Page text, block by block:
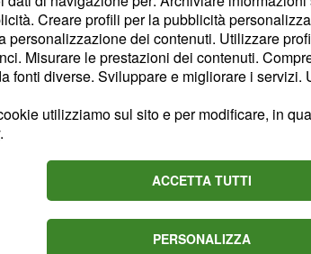
la fashion blogger più
il suo 'baby
in anticipo rispetto
di intervoiste
in programma per
pare il bambino
Creare profili per la pubblicità
personalizzazione dei contenuti. Utilizzare
Misurare le prestazioni dei contenuti.
fonti diverse. Sviluppare e migliorare i
utilizziamo sul sito e per modificare, in
.
ACCETTA TUTTI
PERSONALIZZA